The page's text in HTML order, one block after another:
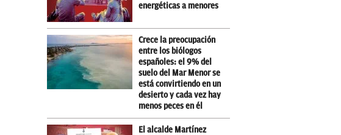
energéticas a menores
Crece la preocupación
entre los biólogos
españoles: el 9% del
suelo del Mar Menor se
está convirtiendo en un
desierto y cada vez hay
menos peces en él
El alcalde Martínez